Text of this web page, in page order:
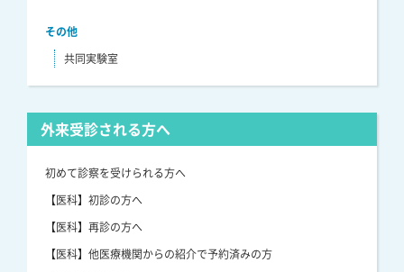
その他
共同実験室
外来受診される方へ
初めて診察を受けられる方へ
【医科】初診の方へ
【医科】再診の方へ
【医科】他医療機関からの紹介で予約済みの方